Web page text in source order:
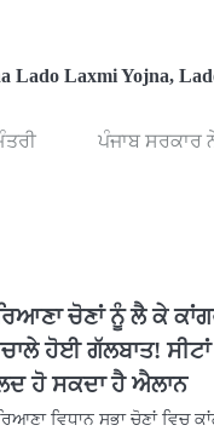
Lado Laxmi Yojna,
ਪੰਜਾਬ ਸਰਕਾਰ
ਚੋਣਾਂ ਨੂੰ ਲੈ ਕੇ
ਹੋਈ ਗੱਲਬਾਤ!
ਹੋ ਸਕਦਾ ਹੈ ਐਲਾਨ
ਵਿਧਾਨ ਸਭਾ ਚੋਣਾਂ ਵਿਚ